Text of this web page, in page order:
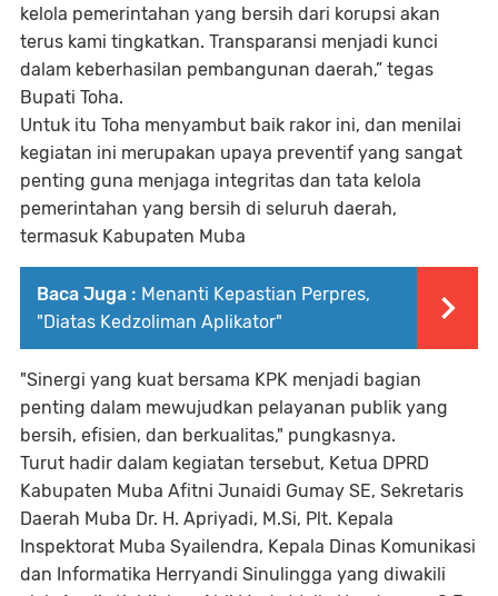
kelola pemerintahan yang bersih dari korupsi akan
terus kami tingkatkan. Transparansi menjadi kunci
dalam keberhasilan pembangunan daerah,” tegas
Bupati Toha.
Untuk itu Toha menyambut baik rakor ini, dan menilai
kegiatan ini merupakan upaya preventif yang sangat
penting guna menjaga integritas dan tata kelola
pemerintahan yang bersih di seluruh daerah,
termasuk Kabupaten Muba
Baca Juga : Menanti Kepastian Perpres,
"Diatas Kedzoliman Aplikator"
"Sinergi yang kuat bersama KPK menjadi bagian
penting dalam mewujudkan pelayanan publik yang
bersih, efisien, dan berkualitas," pungkasnya.
Turut hadir dalam kegiatan tersebut, Ketua DPRD
Kabupaten Muba Afitni Junaidi Gumay SE, Sekretaris
Daerah Muba Dr. H. Apriyadi, M.Si, Plt. Kepala
Inspektorat Muba Syailendra, Kepala Dinas Komunikasi
dan Informatika Herryandi Sinulingga yang diwakili